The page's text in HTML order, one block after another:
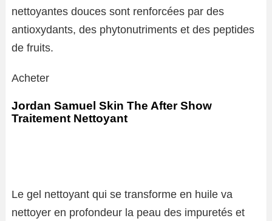
nettoyantes douces sont renforcées par des
antioxydants, des phytonutriments et des peptides
de fruits.
Acheter
Jordan Samuel Skin The After Show
Traitement Nettoyant
Le gel nettoyant qui se transforme en huile va
nettoyer en profondeur la peau des impuretés et